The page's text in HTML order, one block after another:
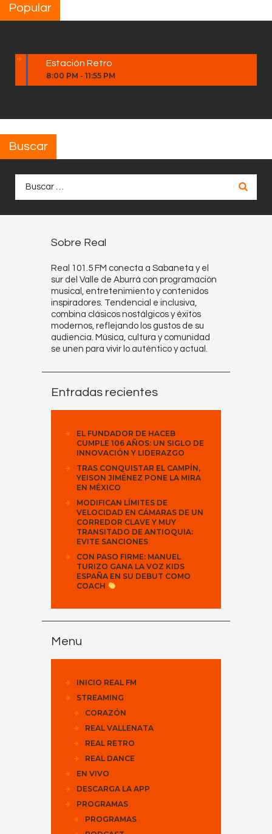
Popular
Estación Retro
8:00 PM - 11:55 PM
Buscar
Sobre Real
Real 101.5 FM conecta a Sabaneta y el
sur del Valle de Aburrá con programación
musical, entretenimiento y contenidos
inspiradores. Tendencial e inclusiva,
combina clásicos nostálgicos y éxitos
modernos, reflejando los gustos de su
audiencia. Música, cultura y comunidad
se unen para vivir lo auténtico y actual.
Entradas recientes
EL FUNDADOR DE HACEB
CUMPLE 106 AÑOS: UN SIGLO DE
INNOVACIÓN Y LIDERAZGO
TRAS CONQUISTAR EL CAMPÍN,
YEISON JIMÉNEZ PONE LA MIRA
EN MÉXICO
MODIFICAN LÍMITES DE
VELOCIDAD EN CÁMARAS DE UN
CORREDOR CLAVE Y MUY
TRANSITADO DE ANTIOQUIA:
EVITE SANCIONES
CON PASO FIRME: MANUEL
TURIZO GANA LA VOZ KIDS
ESPAÑA EN SU DEBUT COMO
COACH
Menu
INICIO REAL FM
STREAMING
CORAZÓN
REAL VALLENATA
REAL RETRO
REAL DANCE
EN VIVO
DESCARGA LA APP
PROGRAMAS
PROGRAMAS